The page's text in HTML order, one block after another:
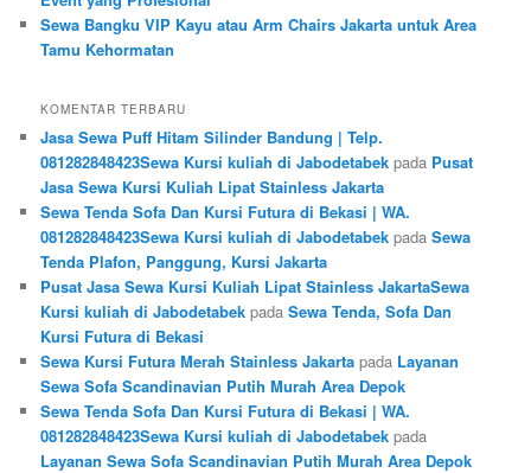
Sewa Bangku VIP Kayu atau Arm Chairs Jakarta untuk Area
Tamu Kehormatan
KOMENTAR TERBARU
Jasa Sewa Puff Hitam Silinder Bandung | Telp.
081282848423Sewa Kursi kuliah di Jabodetabek pada Pusat
Jasa Sewa Kursi Kuliah Lipat Stainless Jakarta
Sewa Tenda Sofa Dan Kursi Futura di Bekasi | WA.
081282848423Sewa Kursi kuliah di Jabodetabek padaSewa
Tenda Plafon, Panggung, Kursi Jakarta
Pusat Jasa Sewa Kursi Kuliah Lipat Stainless JakartaSewa
Kursi kuliah di Jabodetabek padaSewa Tenda, Sofa Dan
Kursi Futura di Bekasi
Sewa Kursi Futura Merah Stainless Jakarta pada Layanan
Sewa Sofa Scandinavian Putih Murah Area Depok
Sewa Tenda Sofa Dan Kursi Futura di Bekasi | WA.
081282848423Sewa Kursi kuliah di Jabodetabek pada
Layanan Sewa Sofa Scandinavian Putih Murah Area Depok